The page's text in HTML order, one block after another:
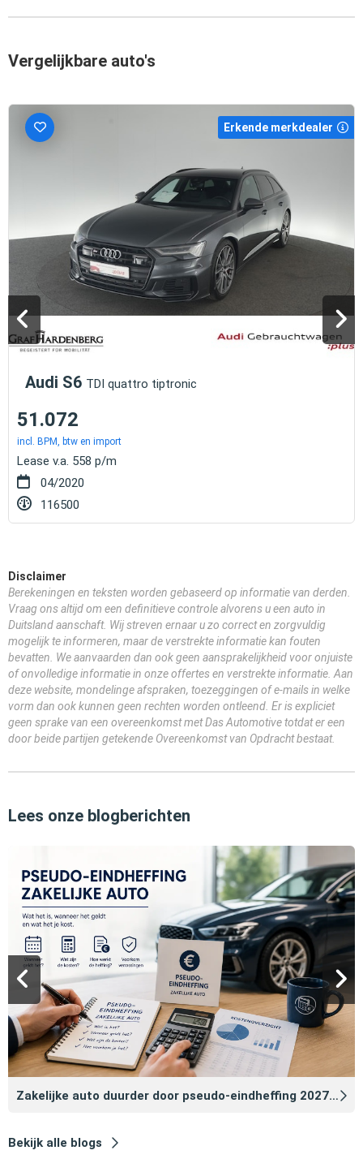
Vergelijkbare auto's
Erkende merkdealer
Audi S6 TDI quattro tiptronic
51.072
incl. BPM, btw en import
Lease v.a. 558 p/m
04/2020
116500
Disclaimer
Berekeningen en teksten worden gebaseerd op informatie van derden.
Vraag ons altijd om een definitieve controle alvorens u een auto in
Duitsland aanschaft. Wij streven ernaar u zo correct en zorgvuldig
mogelijk te informeren, maar de verstrekte informatie kan fouten
bevatten. We aanvaarden dan ook geen aansprakelijkheid voor onjuiste
of onvolledige informatie in onze offertes en verstrekte informatie. Aan
deze website, mondelinge afspraken, toezeggingen of e-mails in welke
vorm dan ook kunnen geen rechten worden ontleend. Er is expliciet
geen sprake van een overeenkomst met Das Automotive totdat er een
door beide partijen getekende Overeenkomst van Opdracht bestaat.
Lees onze blogberichten
Zakelijke auto duurder door pseudo‑eindheffing 2027: zo voorkomt u dat
Bekijk alle blogs